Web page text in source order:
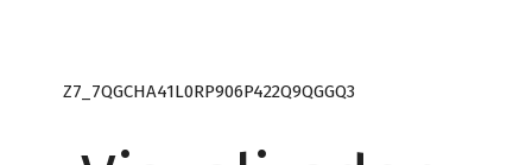
Z7_7QGCHA41L0RP906P422Q9QGGQ3